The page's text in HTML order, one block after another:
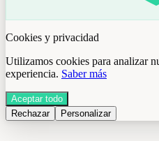
Cookies y privacidad
Utilizamos cookies para analizar
experiencia. Saber más
Aceptar todo
Rechazar
Personalizar